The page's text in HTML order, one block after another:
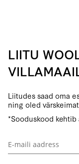
LIITU
Liitudes saad oma
ning oled
*Sooduskood
Liitu